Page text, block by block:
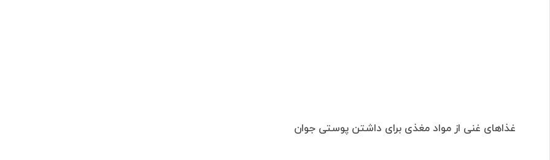
غذاهای غنی از مواد مغذی برای داشتن پوستی جوان